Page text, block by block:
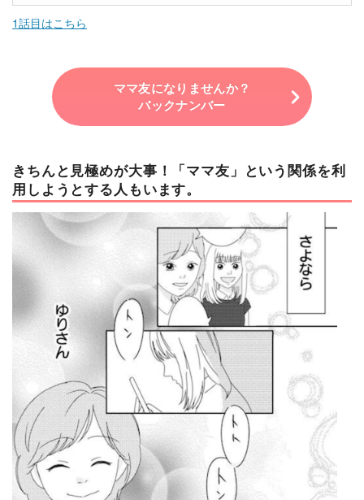
1話目はこちら
ママ友になりませんか？
バックナンバー
きちんと見極めが大事！「ママ友」という関係を利
用しようとする人もいます。